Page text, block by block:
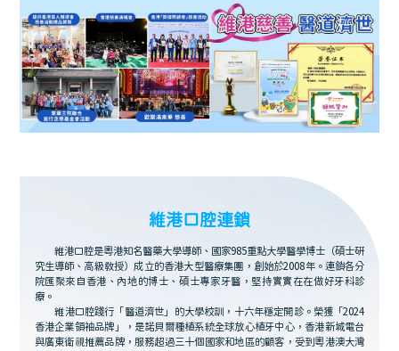
維港口腔連鎖
維港口腔是粵港知名醫藥大學導師、國家985重點大學醫學博士（碩士研
究生導師、高級教授）成立的香港大型醫療集團，創始於2008年。連鎖各分
院匯聚來自香港、內地的博士、碩士專家牙醫，堅持實實在在做好牙科診
療。
維港口腔踐行「醫道濟世」的大學校訓，十六年穩定開診。榮獲「2024
香港企業領袖品牌」，是諾貝爾種植系統全球放心植牙中心，香港新城電台
與廣東衛視推薦品牌，服務超過三十個國家和地區的顧客，受到粵港澳大灣